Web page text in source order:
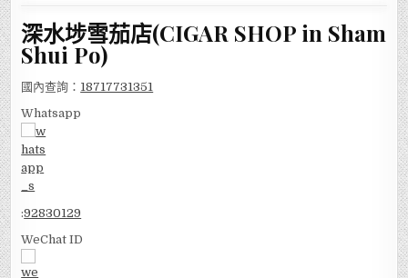
深水埗雪茄店(CIGAR SHOP in Sham
Shui Po)
國內查詢： 18717731351
Whatsapp
:92830129
WeChat ID